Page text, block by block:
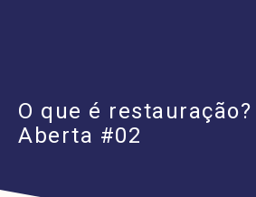
O que é restauração?
Aberta #02